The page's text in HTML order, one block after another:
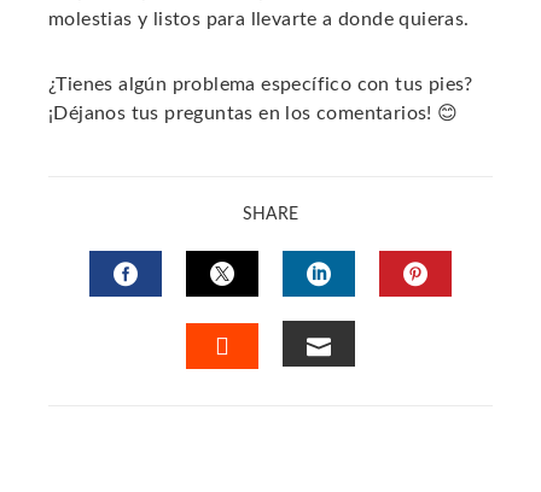
molestias y listos para llevarte a donde quieras.
¿Tienes algún problema específico con tus pies?
¡Déjanos tus preguntas en los comentarios! 😊
SHARE
FACEBOOKTWITTERLINKEDIN